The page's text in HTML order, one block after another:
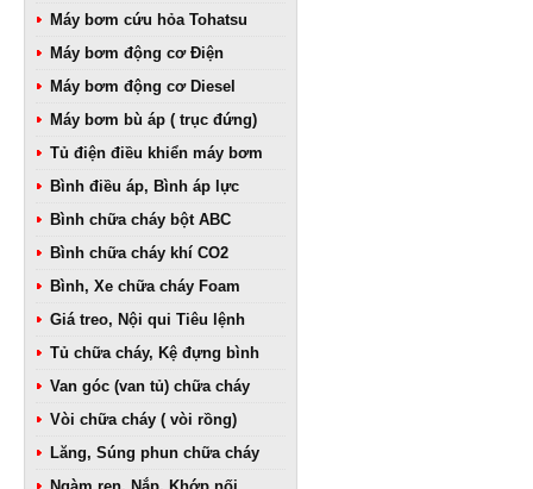
Máy bơm cứu hỏa Tohatsu
Máy bơm động cơ Điện
Máy bơm động cơ Diesel
Máy bơm bù áp ( trục đứng)
Tủ điện điều khiển máy bơm
Bình điều áp, Bình áp lực
Bình chữa cháy bột ABC
Bình chữa cháy khí CO2
Bình, Xe chữa cháy Foam
Giá treo, Nội qui Tiêu lệnh
Tủ chữa cháy, Kệ đựng bình
Van góc (van tủ) chữa cháy
Vòi chữa cháy ( vòi rồng)
Lăng, Súng phun chữa cháy